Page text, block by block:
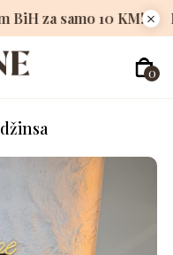
širom BiH za samo 10
0